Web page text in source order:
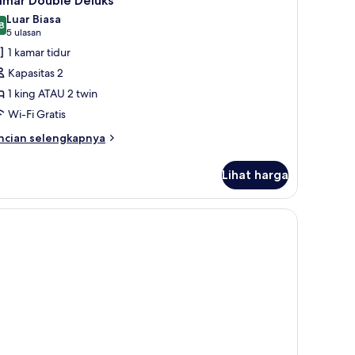
dari 10
Luar Biasa
5 ulasan
(5
ulasan)
1 kamar tidur
Kapasitas 2
1 king ATAU 2 twin
Wi-Fi Gratis
selengkapnya
Lihat harga